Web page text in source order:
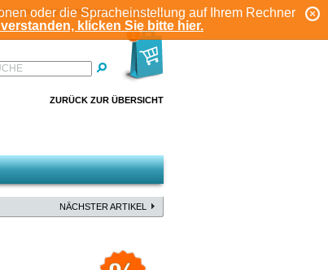
oder die Spracheinstellung auf Ihrem Rechner
klicken Sie bitte hier.
KONTO
REGISTRIEREN
1
ZURÜCK ZUR ÜBERSICHT
NÄCHSTER ARTIKEL